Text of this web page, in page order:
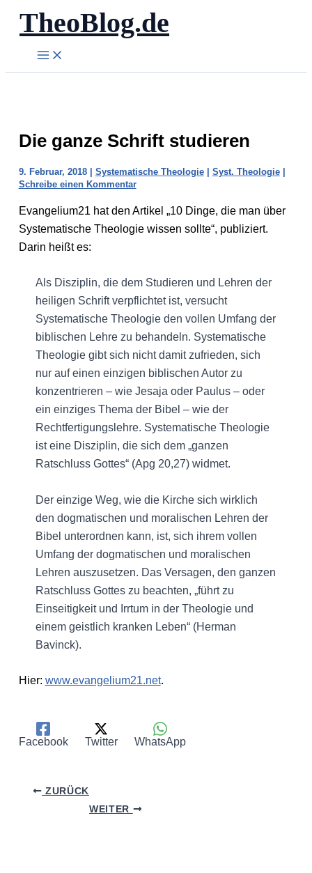
Zum
Inhalt
springen
TheoBlog.de
Die ganze Schrift studieren
9. Februar, 2018 | Systematische Theologie| Syst. Theologie|
Schreibe einen Kommentar
Evangelium21 hat den Artikel „10 Dinge, die man über
Systematische Theologie wissen sollte“, publiziert.
Darin heißt es:
Als Disziplin, die dem Studieren und Lehren der
heiligen Schrift verpflichtet ist, versucht
Systematische Theologie den vollen Umfang der
biblischen Lehre zu behandeln. Systematische
Theologie gibt sich nicht damit zufrieden, sich
nur auf einen einzigen biblischen Autor zu
konzentrieren – wie Jesaja oder Paulus – oder
ein einziges Thema der Bibel – wie der
Rechtfertigungslehre. Systematische Theologie
ist eine Disziplin, die sich dem „ganzen
Ratschluss Gottes“ (Apg 20,27) widmet.
Der einzige Weg, wie die Kirche sich wirklich
den dogmatischen und moralischen Lehren der
Bibel unterordnen kann, ist, sich ihrem vollen
Umfang der dogmatischen und moralischen
Lehren auszusetzen. Das Versagen, den ganzen
Ratschluss Gottes zu beachten, „führt zu
Einseitigkeit und Irrtum in der Theologie und
einem geistlich kranken Leben“ (Herman
Bavinck).
Hier: www.evangelium21.net.
Facebook Twitter WhatsApp
ZURÜCK
WEITER